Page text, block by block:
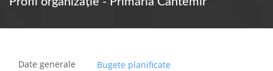
Date generale Bugete planificate